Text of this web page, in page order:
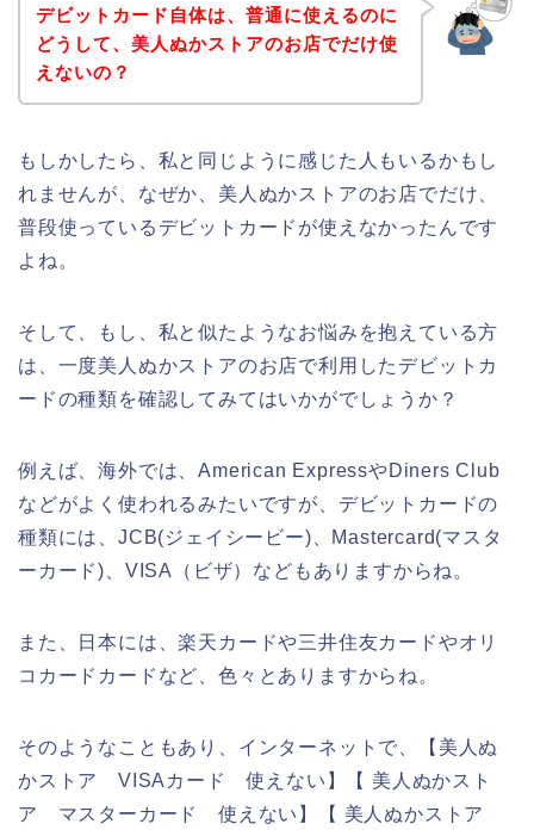
デビットカード自体は、普通に使えるのに
どうして、美人ぬかストアのお店でだけ使
えないの？
もしかしたら、私と同じように感じた人もいるかもし
れませんが、なぜか、美人ぬかストアのお店でだけ、
普段使っているデビットカードが使えなかったんです
よね。
そして、もし、私と似たようなお悩みを抱えている方
は、一度美人ぬかストアのお店で利用したデビットカ
ードの種類を確認してみてはいかがでしょうか？
例えば、海外では、American ExpressやDiners Club
などがよく使われるみたいですが、デビットカードの
種類には、JCB(ジェイシービー)、Mastercard(マスタ
ーカード)、VISA（ビザ）などもありますからね。
また、日本には、楽天カードや三井住友カードやオリ
コカードカードなど、色々とありますからね。
そのようなこともあり、インターネットで、【美人ぬ
かストア VISAカード 使えない】【 美人ぬかスト
ア マスターカード 使えない】【 美人ぬかストア